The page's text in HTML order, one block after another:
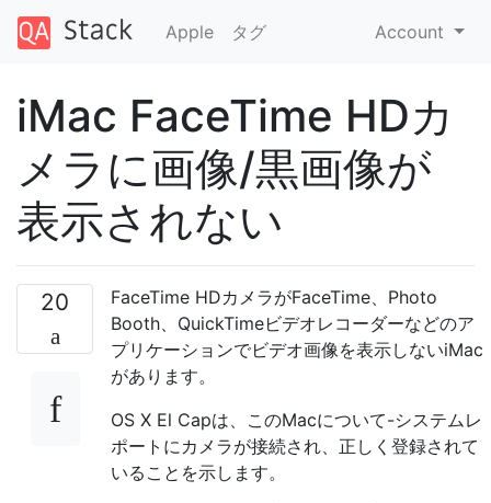
Apple タグ Account
iMac FaceTime HDカ
メラに画像/黒画像が
表示されない
20
FaceTime HDカメラがFaceTime、Photo
Booth、QuickTimeビデオレコーダーなどのア
プリケーションでビデオ画像を表示しないiMac
があります。
OS X El Capは、このMacについて-システムレ
ポートにカメラが接続され、正しく登録されて
いることを示します。